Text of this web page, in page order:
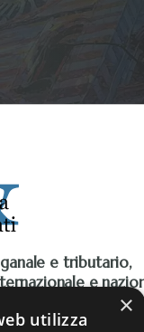
e tributario,
e
fiscalità
tributario
×
utilizza